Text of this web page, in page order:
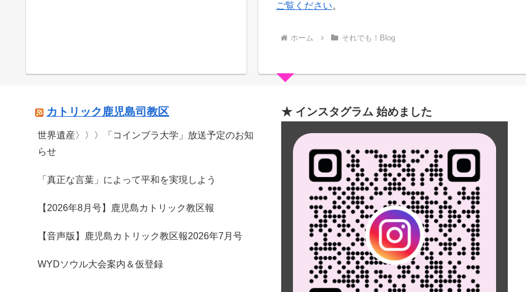
ご覧ください。
ホーム それでも！Blog
カトリック鹿児島司教区
世界遺産〉〉〉「コインブラ大学」放送予定のお知
らせ
「真正な言葉」によって平和を実現しよう
【2026年8月号】鹿児島カトリック教区報
【音声版】鹿児島カトリック教区報2026年7月号
WYDソウル大会案内＆仮登録
★ インスタグラム 始めました